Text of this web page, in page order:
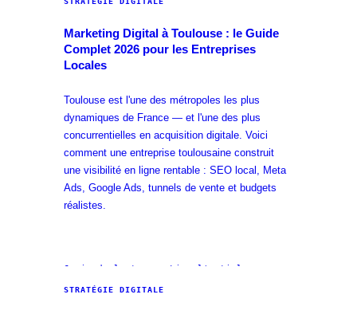
Marketing Digital à Toulouse : le Guide
Complet 2026 pour les Entreprises
Locales
Toulouse est l'une des métropoles les plus
dynamiques de France — et l'une des plus
concurrentielles en acquisition digitale. Voici
comment une entreprise toulousaine construit
une visibilité en ligne rentable : SEO local, Meta
Ads, Google Ads, tunnels de vente et budgets
réalistes.
6 min de lecture · Lire l'article →
STRATÉGIE DIGITALE